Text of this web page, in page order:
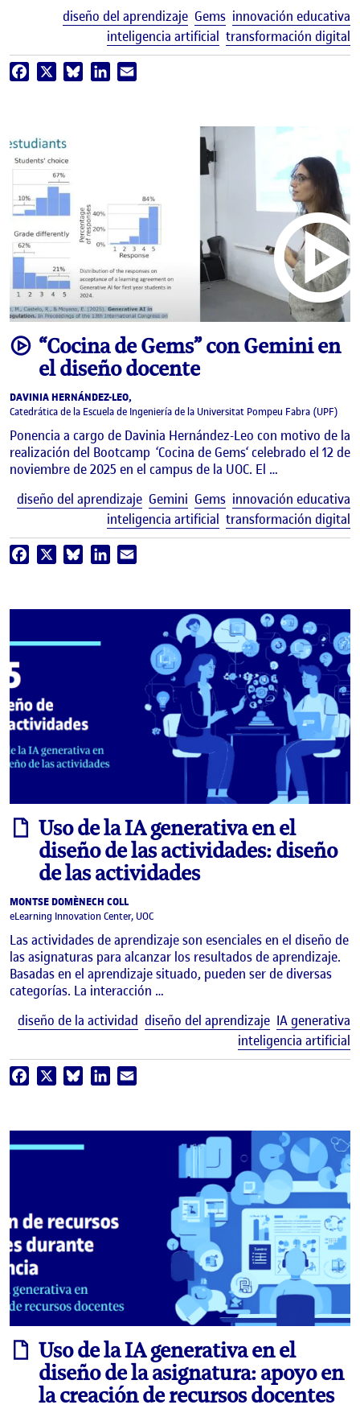
diseño del aprendizaje Gems innovación educativa
inteligencia artificial transformación digital
Facebook BlueskyLinkedIn
video“Cocina de Gems” con Gemini en
el diseño docente
DAVINIA HERNÁNDEZ-LEO,
Catedrática de la Escuela de Ingeniería de la Universitat Pompeu Fabra (UPF)
Ponencia a cargo de Davinia Hernández-Leo con motivo de la
realización del Bootcamp ‘Cocina de Gems‘ celebrado el 12 de
noviembre de 2025 en el campus de la UOC. El …
diseño del aprendizaje Gemini Gems innovación educativa
inteligencia artificial transformación digital
Facebook BlueskyLinkedIn
informe
Uso de la IA generativa en el
diseño de las actividades: diseño
de las actividades
MONTSE DOMÈNECH COLL
eLearning Innovation Center, UOC
Las actividades de aprendizaje son esenciales en el diseño de
las asignaturas para alcanzar los resultados de aprendizaje.
Basadas en el aprendizaje situado, pueden ser de diversas
categorías. La interacción …
diseño de la actividad diseño del aprendizaje IA generativa
inteligencia artificial
Facebook BlueskyLinkedIn
informe
Uso de la IA generativa en el
diseño de la asignatura: apoyo en
la creación de recursos docentes